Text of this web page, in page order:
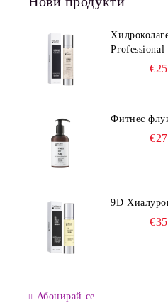
Professional
Фитнес
9D
Абонирай се